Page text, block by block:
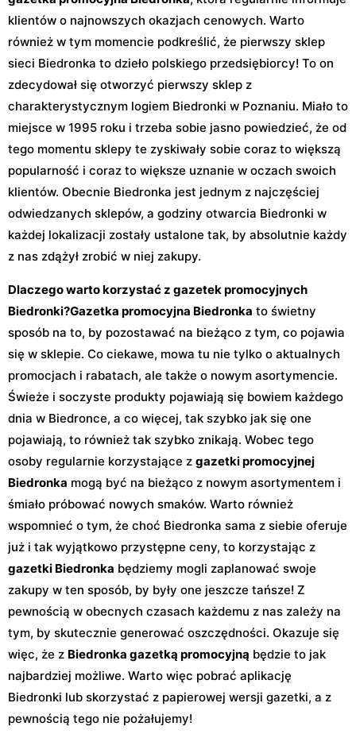
klientów o najnowszych okazjach cenowych. Warto
również w tym momencie podkreślić, że pierwszy sklep
sieci Biedronka to dzieło polskiego przedsiębiorcy! To on
zdecydował się otworzyć pierwszy sklep z
charakterystycznym logiem Biedronki w Poznaniu. Miało to
miejsce w 1995 roku i trzeba sobie jasno powiedzieć, że od
tego momentu sklepy te zyskiwały sobie coraz to większą
popularność i coraz to większe uznanie w oczach swoich
klientów. Obecnie Biedronka jest jednym z najczęściej
odwiedzanych sklepów, a godziny otwarcia Biedronki w
każdej lokalizacji zostały ustalone tak, by absolutnie każdy
z nas zdążył zrobić w niej zakupy.
Dlaczego warto korzystać z gazetek promocyjnych
Biedronki?Gazetka promocyjna Biedronka to świetny
sposób na to, by pozostawać na bieżąco z tym, co pojawia
się w sklepie. Co ciekawe, mowa tu nie tylko o aktualnych
promocjach i rabatach, ale także o nowym asortymencie.
Świeże i soczyste produkty pojawiają się bowiem każdego
dnia w Biedronce, a co więcej, tak szybko jak się one
pojawiają, to również tak szybko znikają. Wobec tego
osoby regularnie korzystające z gazetki promocyjnej
Biedronka mogą być na bieżąco z nowym asortymentem i
śmiało próbować nowych smaków. Warto również
wspomnieć o tym, że choć Biedronka sama z siebie oferuje
już i tak wyjątkowo przystępne ceny, to korzystając z
gazetki Biedronka będziemy mogli zaplanować swoje
zakupy w ten sposób, by były one jeszcze tańsze! Z
pewnością w obecnych czasach każdemu z nas zależy na
tym, by skutecznie generować oszczędności. Okazuje się
więc, że z Biedronka gazetką promocyjną będzie to jak
najbardziej możliwe. Warto więc pobrać aplikację
Biedronki lub skorzystać z papierowej wersji gazetki, a z
pewnością tego nie pożałujemy!